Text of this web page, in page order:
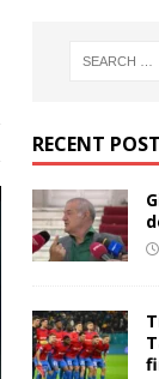
RECENT